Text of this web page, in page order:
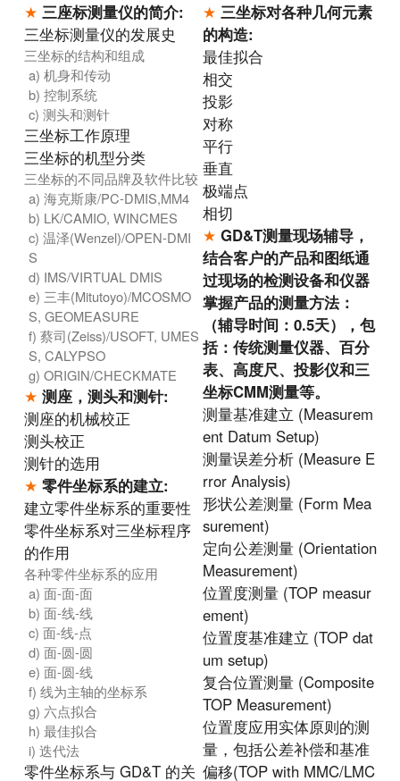
★ 三座标测量仪的简介:
三坐标测量仪的发展史
三坐标的结构和组成
a) 机身和传动
b) 控制系统
c) 测头和测针
三坐标工作原理
三坐标的机型分类
三坐标的不同品牌及软件比较
a) 海克斯康/PC-DMIS,MM4
b) LK/CAMIO, WINCMES
c) 温泽(Wenzel)/OPEN-DMI
S
d) IMS/VIRTUAL DMIS
e) 三丰(Mitutoyo)/MCOSMO
S, GEOMEASURE
f) 蔡司(Zeiss)/USOFT, UMES
S, CALYPSO
g) ORIGIN/CHECKMATE
★ 测座，测头和测针:
测座的机械校正
测头校正
测针的选用
★ 零件坐标系的建立:
建立零件坐标系的重要性
零件坐标系对三坐标程序
的作用
各种零件坐标系的应用
a) 面-面-面
b) 面-线-线
c) 面-线-点
d) 面-圆-圆
e) 面-圆-线
f) 线为主轴的坐标系
g) 六点拟合
h) 最佳拟合
i) 迭代法
零件坐标系与 GD&T 的关
★ 三坐标对各种几何元素
的构造:
最佳拟合
相交
投影
对称
平行
垂直
极端点
相切
★ GD&T测量现场辅导，
结合客户的产品和图纸通
过现场的检测设备和仪器
掌握产品的测量方法：
（辅导时间：0.5天），包
括：传统测量仪器、百分
表、高度尺、投影仪和三
坐标CMM测量等。
测量基准建立 (Measurem
ent Datum Setup)
测量误差分析 (Measure E
rror Analysis)
形状公差测量 (Form Mea
surement)
定向公差测量 (Orientation
Measurement)
位置度测量 (TOP measur
ement)
位置度基准建立 (TOP dat
um setup)
复合位置测量 (Composite
TOP Measurement)
位置度应用实体原则的测
量，包括公差补偿和基准
偏移(TOP with MMC/LMC